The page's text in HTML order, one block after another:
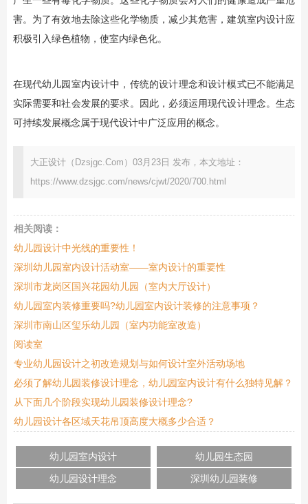
害。为了有效地去除这些化学物质，减少其危害，建筑室内设计应
积极引入绿色植物，使室内绿色化。
在现代幼儿园室内设计中，传统的设计理念和设计模式已不能满足
实际需要和社会发展的要求。因此，必须运用现代设计理念。生态
可持续发展概念属于现代设计中广泛应用的概念。
大正设计（Dzsjgc.Com）03月23日 发布，本文地址：
https://www.dzsjgc.com/news/cjwt/2020/700.html
相关阅读：
幼儿园设计中光线的重要性！
深圳幼儿园室内设计活动室——室内设计的重要性
深圳市龙岗区国兴花园幼儿园（室内大厅设计）
幼儿园室内装修重要吗?幼儿园室内设计装修的注意事项？
深圳市南山区玺乐幼儿园（室内功能室改造）
阅读室
专业幼儿园设计之初改造规划与如何设计室外活动场地
必须了解幼儿园装修设计理念，幼儿园室内设计有什么独特见解？
从下面几个阶段实现幼儿园装修设计理念?
幼儿园设计各区域天花吊顶高度大概多少合适？
幼儿园室内设计
幼儿园生态园
幼儿园设计理念
深圳幼儿园装修